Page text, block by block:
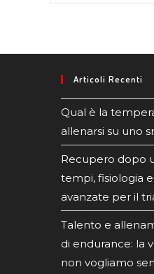
Articoli Recenti
Qual è la
allenarsi su uno
Recupero dopo
tempi, fisiologia
avanzate per il
Talento e
di endurance: la
non vogliamo